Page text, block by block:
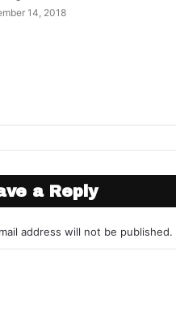
14, 2018
a Reply
address will not be published.